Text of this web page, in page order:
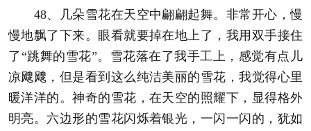
48、几朵雪花在天空中翩翩起舞。非常开心，慢
慢地飘了下来。眼看就要掉在地上了，我用双手接住
了“跳舞的雪花”。雪花落在了我手工上，感觉有点儿
凉飕飕，但是看到这么纯洁美丽的雪花，我觉得心里
暖洋洋的。神奇的雪花，在天空的照耀下，显得格外
明亮。六边形的雪花闪烁着银光，一闪一闪的，犹如